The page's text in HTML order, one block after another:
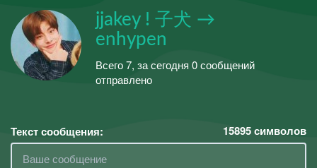
jjakey ! 子犬 →
enhypen
Всего 7, за сегодня 0 сообщений
отправлено
Текст сообщения: 15895символов